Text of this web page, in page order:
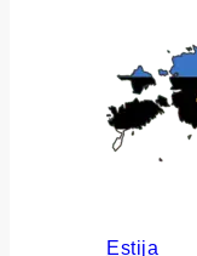
Estija